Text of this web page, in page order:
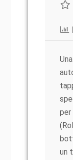
per
un